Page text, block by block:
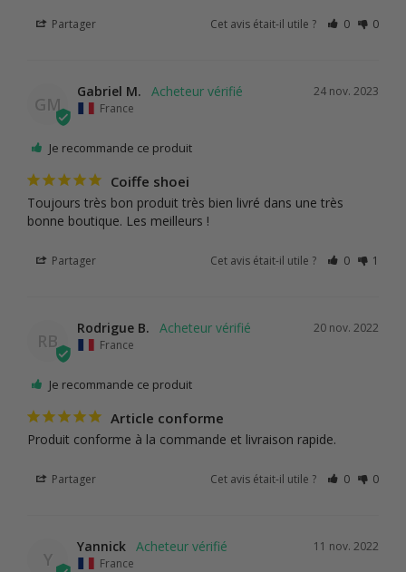
Partager Cet avis était-il utile ? 0 0
GM
24 nov. 2023
Gabriel M.
France
Je recommande ce produit
Coiffe shoei
Toujours très bon produit très bien livré dans une très
bonne boutique. Les meilleurs !
Partager Cet avis était-il utile ? 0 1
RB
20 nov. 2022
Rodrigue B.
France
Je recommande ce produit
Article conforme
Produit conforme à la commande et livraison rapide.
Partager Cet avis était-il utile ? 0 0
Y
11 nov. 2022
Yannick
France